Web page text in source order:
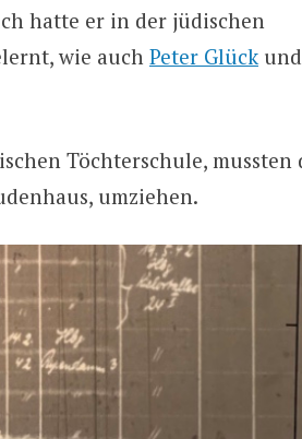
hatte er in der jüdischen
wie auchPeter Glückund
Töchterschule, mussten
umziehen.